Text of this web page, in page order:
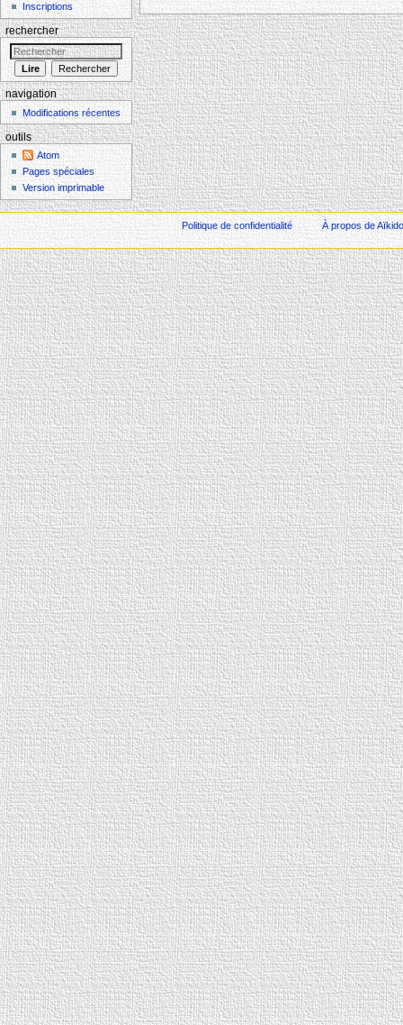
Inscriptions
rechercher
navigation
Modifications récentes
outils
Atom
Pages spéciales
Version imprimable
Politique de confidentialité À propos de